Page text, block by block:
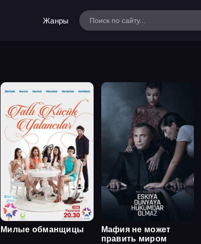
Жанры
Милые обманщицы
Мафия не может
править миром